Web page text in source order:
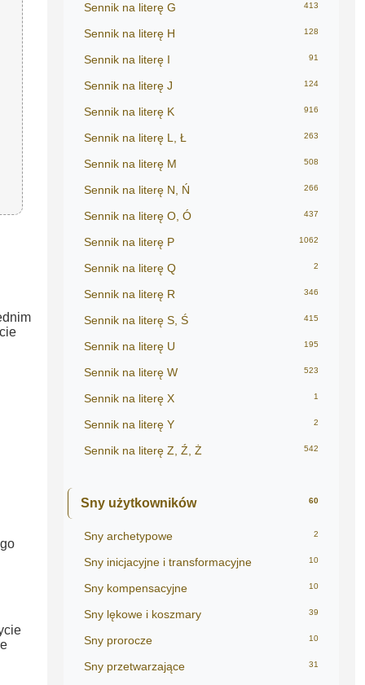
Sennik na literę G 413
Sennik na literę H 128
Sennik na literę I 91
Sennik na literę J 124
Sennik na literę K 916
Sennik na literę L, Ł 263
Sennik na literę M 508
Sennik na literę N, Ń 266
Sennik na literę O, Ó 437
Sennik na literę P 1062
Sennik na literę Q 2
Sennik na literę R 346
Sennik na literę S, Ś 415
Sennik na literę U 195
Sennik na literę W 523
Sennik na literę X 1
Sennik na literę Y 2
Sennik na literę Z, Ź, Ż 542
Sny użytkowników 60
Sny archetypowe 2
Sny inicjacyjne i transformacyjne 10
Sny kompensacyjne 10
Sny lękowe i koszmary 39
Sny prorocze 10
Sny przetwarzające 31